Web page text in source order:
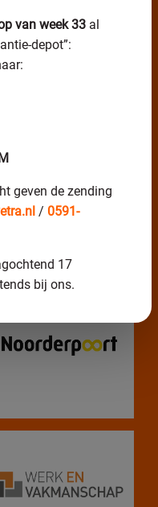
van week 33 al
depot”:
geven de zending
/ 0591-
17
bij ons.